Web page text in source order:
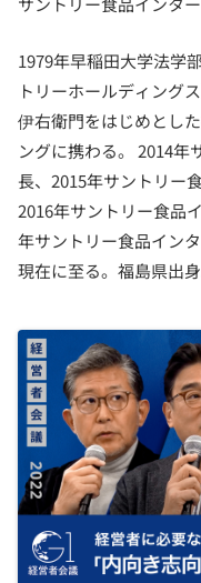
1979年早稲田大学法学
トリーホールディング
伊右衛門をはじめとし
ングに携わる。 2014年
長、2015年サントリー
2016年サントリー食品
年サントリー食品イン
現在に至る。福島県出身